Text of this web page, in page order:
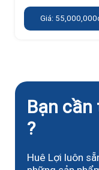
Giá:
Bạn
?
Huê Lợi luôn